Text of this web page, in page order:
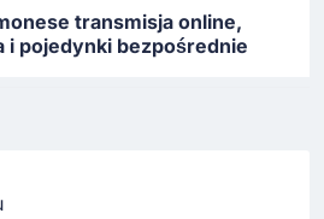
transmisja online,
i pojedynki bezpośrednie